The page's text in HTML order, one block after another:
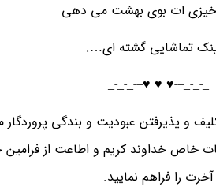
ات بوی بهشت می دهی
تماشایی گشته ای….
_-_-_---♥️ ♥️ ♥️---_-_-_
و پذیرفتن عبودیت و بندگی پروردگار
خاص خداوند کریم و اطاعت از
آخرت را فراهم نمایید.